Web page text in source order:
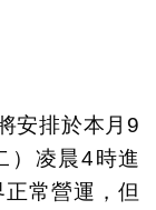
安排於本月9
）凌晨4時進
常營運，但